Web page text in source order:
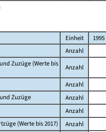
Einheit 1995
Anzahl
Zuzüge (Werte bis
Anzahl
Anzahl
Zuzüge
Anzahl
Anzahl
(Werte bis 2017)
Anzahl